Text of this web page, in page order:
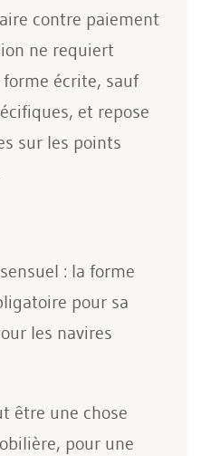
contre paiement
ne requiert
écrite, sauf
et repose
sur les points
: la forme
pour sa
les navires
être une chose
pour une